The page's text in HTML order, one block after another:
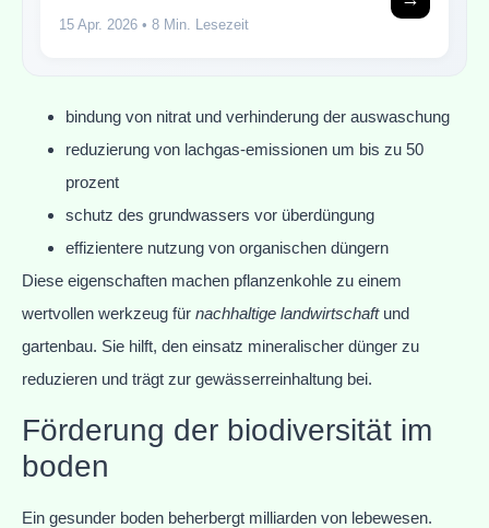
15 Apr. 2026 • 8 Min. Lesezeit
bindung von nitrat und verhinderung der auswaschung
reduzierung von lachgas-emissionen um bis zu 50
prozent
schutz des grundwassers vor überdüngung
effizientere nutzung von organischen düngern
Diese eigenschaften machen pflanzenkohle zu einem
wertvollen werkzeug für nachhaltige landwirtschaftund
gartenbau. Sie hilft, den einsatz mineralischer dünger zu
reduzieren und trägt zur gewässerreinhaltung bei.
Förderung der biodiversität im
boden
Ein gesunder boden beherbergt milliarden von lebewesen.